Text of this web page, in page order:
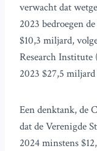
verwacht dat
2023 bedroegen
$10,3 miljard,
Research
2023 $27,5
Een denktank, de
dat de Verenigde
2024 minstens